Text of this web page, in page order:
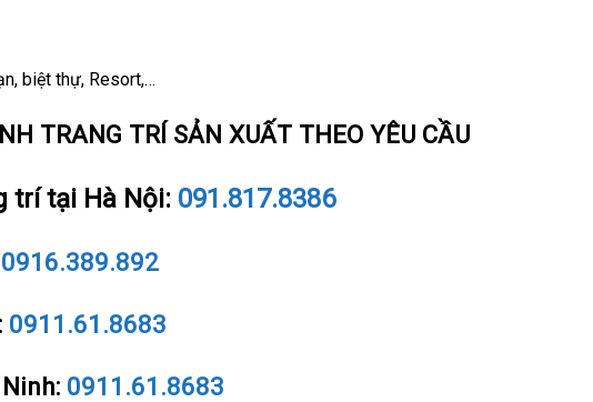
biệt thự, Resort,…
TRANG TRÍ SẢN XUẤT THEO YÊU CẦU
trí tại Hà Nội: 091.817.8386
0916.389.892
0911.61.8683
0911.61.8683